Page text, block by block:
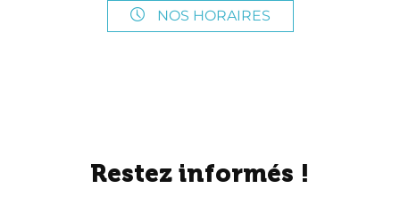
NOS HORAIRES
Restez informés !